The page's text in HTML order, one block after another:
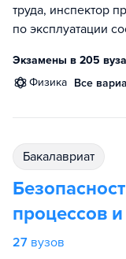
труда, инспектор
по эксплуатации
Экзамены в 205
физика Все
бакалавриат
процессов
27 вузов